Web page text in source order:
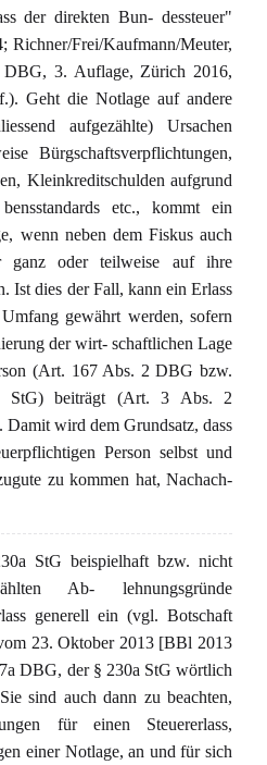
der direkten Bun- dessteuer"
Richner/Frei/Kaufmann/Meuter,
DBG, 3. Auflage, Zürich 2016,
Geht die Notlage auf andere
aufgezählte) Ursachen
Bürgschaftsverpflichtungen,
Kleinkreditschulden aufgrund
etc., kommt ein
wenn neben dem Fiskus auch
ganz oder teilweise auf ihre
Ist dies der Fall, kann ein Erlass
gewährt werden, sofern
der wirt- schaftlichen Lage
(Art. 167 Abs. 2 DBG bzw.
StG) beiträgt (Art. 3 Abs. 2
Damit wird dem Grundsatz, dass
Person selbst und
zu kommen hat, Nachach-
StG beispielhaft bzw. nicht
Ab- lehnungsgründe
generell ein (vgl. Botschaft
23. Oktober 2013 [BBl 2013
DBG, der § 230a StG wörtlich
sind auch dann zu beachten,
für einen Steuererlass,
einer Notlage, an und für sich